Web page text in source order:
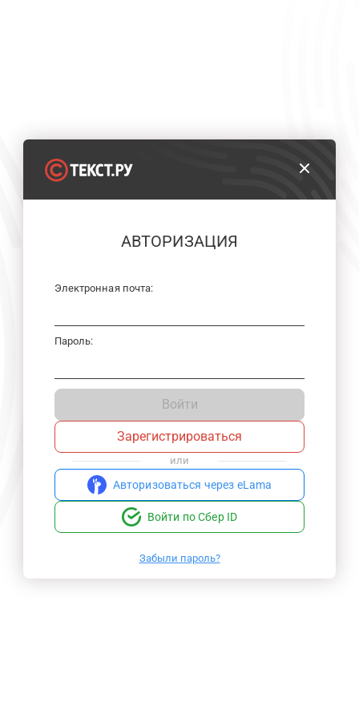
АВТОРИЗАЦИЯ
Электронная почта:
Пароль:
Войти
Зарегистрироваться
или
Авторизоваться через eLama
Войти по Сбер ID
Забыли пароль?